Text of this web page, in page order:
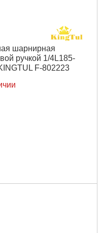
шарнирная
ручкой 1/4L185-
F-802223